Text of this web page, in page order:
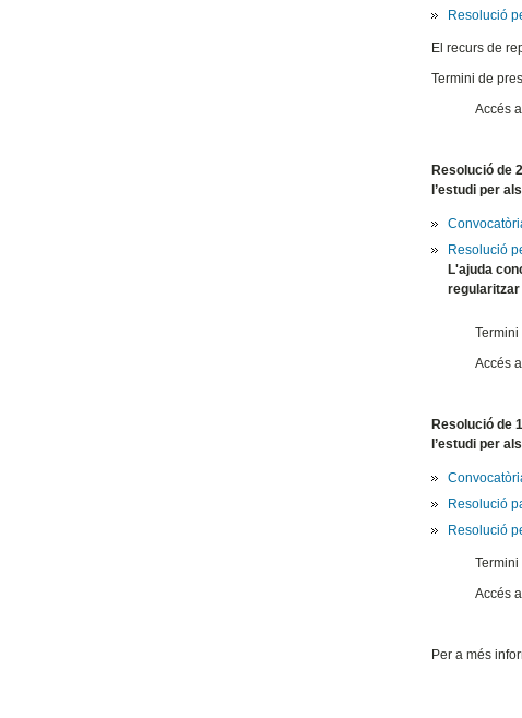
Resolució
El recurs de
Termini de
Accés al
Resolució de
l’estudi per
Resolució
L'ajuda
regularitzar
Accés
Resolució de
l’estudi per
Resolució
Resolució
Termini
Accés
Per a més